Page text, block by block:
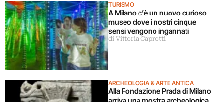
TURISMO
A Milano c’è un nuovo curioso
museo dove i nostri cinque
sensi vengono ingannati
di Vittoria Caprotti
ARCHEOLOGIA & ARTE ANTICA
Alla Fondazione Prada di Milano